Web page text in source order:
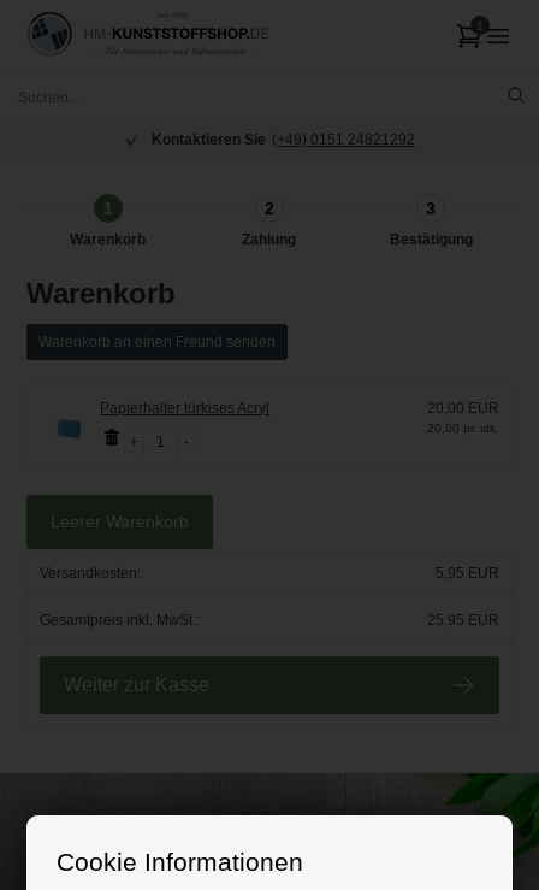
Cookie Informationen
Kontaktieren Sie (+49) 0151 24821292
1
Warenkorb
2
Zahlung
3
Bestätigung
Warenkorb
Warenkorb an einen Freund senden
Papierhalter türkises Acryl
1
20,00 EUR
20,00 pr. stk.
Leerer Warenkorb
Versandkosten: 5,95 EUR
Gesamtpreis inkl. MwSt.: 25,95 EUR
Weiter zur Kasse
Rufen Sie an und lassen Sie sich beraten unter
(+49) 0151 24821292